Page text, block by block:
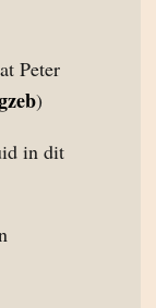
Peter
)
in dit